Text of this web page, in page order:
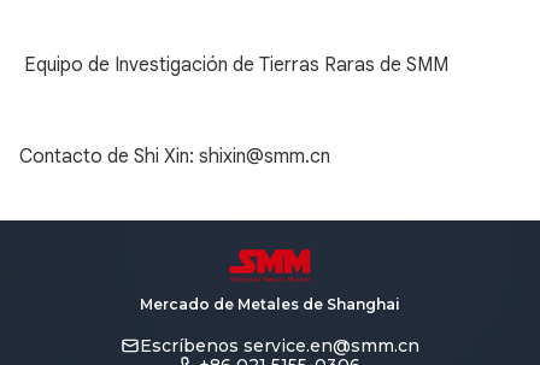
Equipo de Investigación de Tierras Raras de SMM
Contacto de Shi Xin: shixin@smm.cn
Mercado de Metales de Shanghai
Escríbenos service.en@smm.cn